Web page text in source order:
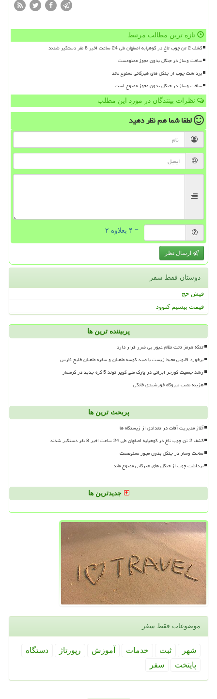
تازه ترین مطالب مرتبط
کشف 2 تن چوب تاغ در کوهپایه اصفهان طی 24 ساعت اخیر 8 نفر دستگیر شدند
ساخت وساز در جنگل بدون مجوز ممنوعست
برداشت چوب از جنگل های هیرکانی ممنوع ماند
ساخت وساز در جنگل بدون مجوز ممنوع است
نظرات بینندگان در مورد این مطلب
لطفا شما همنظر دهید
= ۴ بعلاوه ۲
ارسال نظر
دوستان فقط سفر
فیش حج
قیمت بیسیم کنوود
پربیننده ترین ها
تنگه هرمز تحت نظام عبور بی ضرر قرار دارد
برخورد قانونی محیط زیست با صید کوسه ماهیان و سفره ماهیان خلیج فارس
رشد جمعیت گورخر ایرانی در پارک ملی کویر تولد 5 کره جدید در گرمسار
هزینه نصب نیروگاه خورشیدی خانگی
پربحث ترین ها
آغاز مدیریت آفات در تعدادی از زیستگاه ها
کشف 2 تن چوب تاغ در کوهپایه اصفهان طی 24 ساعت اخیر 8 نفر دستگیر شدند
ساخت وساز در جنگل بدون مجوز ممنوعست
برداشت چوب از جنگل های هیرکانی ممنوع ماند
جدیدترین ها
موضوعات فقط سفر
شهر ثبت خدمات آموزش رپورتاژ
دستگاه
پایتخت
سفر